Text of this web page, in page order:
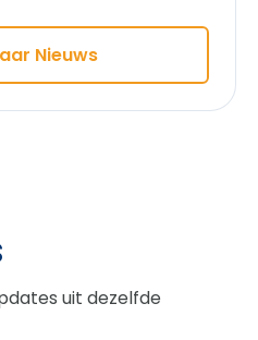
Nieuws
uit dezelfde